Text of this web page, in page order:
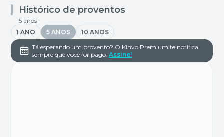
Histórico de proventos
5 anos
1 ANO
5 ANOS
10 ANOS
Tá esperando um provento? O Kinvo Premium te notifica
sempre que você for pago. Assine!